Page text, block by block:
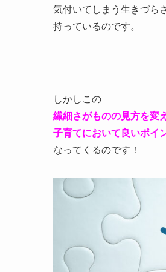
気付いてしまう生きづら
持っているのです。
しかしこの
繊細さがものの見方を変
子育てにおいて良いポイ
なってくるのです！